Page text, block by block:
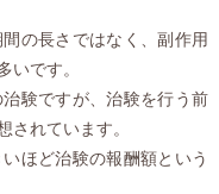
の長さではなく、副作用
いです。
験ですが、治験を行う前
されています。
ほど治験の報酬額という